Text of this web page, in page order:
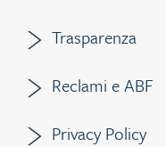
Trasparenza
Reclami e ABF
Privacy Policy